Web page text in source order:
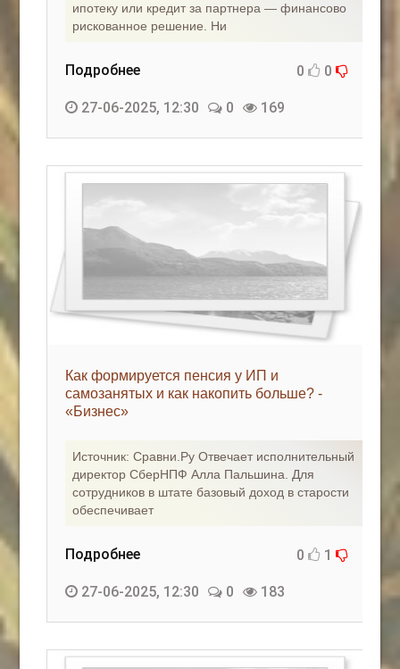
ипотеку или кредит за партнера — финансово
рискованное решение. Ни
Подробнее 0 0
27-06-2025, 12:30 0 169
Как формируется пенсия у ИП и
самозанятых и как накопить больше? -
«Бизнес»
Источник: Сравни.Ру Отвечает исполнительный
директор СберНПФ Алла Пальшина. Для
сотрудников в штате базовый доход в старости
обеспечивает
Подробнее 0 1
27-06-2025, 12:30 0 183